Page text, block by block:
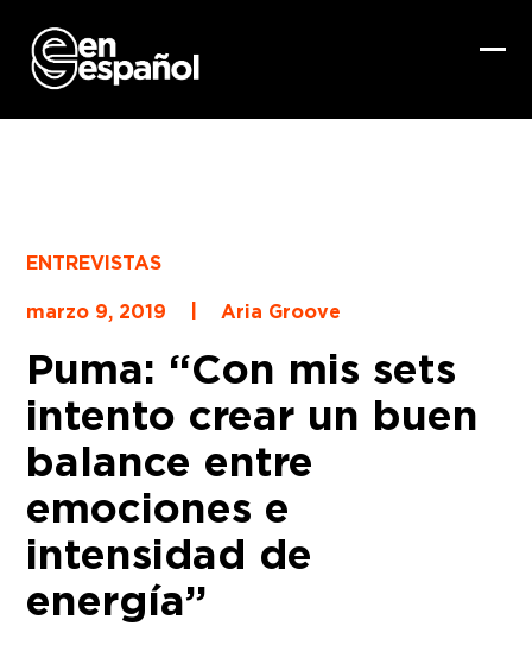
content
ENTREVISTAS
marzo 9, 2019
| Aria Groove
Puma: “Con mis sets
intento crear un buen
balance entre
emociones e
intensidad de
energía”